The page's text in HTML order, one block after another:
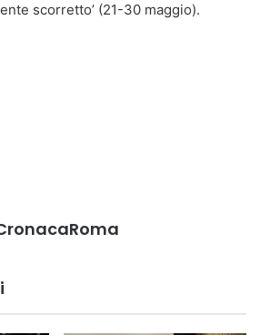
scorretto’ (21-30 maggio).